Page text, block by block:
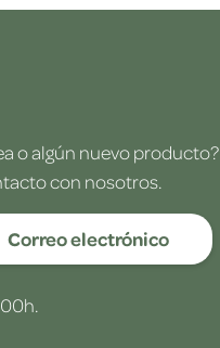
o algún nuevo producto?
con nosotros.
Correo electrónico